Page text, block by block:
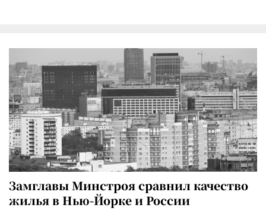
Замглавы Минстроя сравнил качество
жилья в Нью-Йорке и России